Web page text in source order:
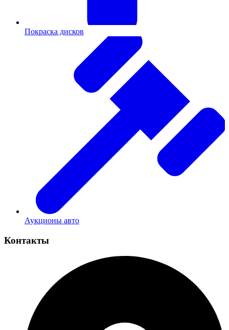
Покраска дисков
Аукционы авто
Контакты